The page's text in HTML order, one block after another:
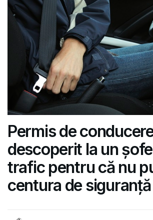
Permis de
descoperit la un
trafic pentru că nu
centura de siguranță